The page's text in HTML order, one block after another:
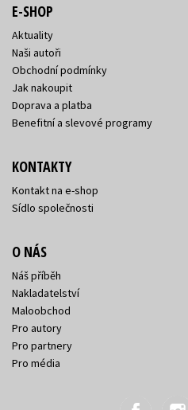
E-SHOP
Aktuality
Naši autoři
Obchodní podmínky
Jak nakoupit
Doprava a platba
Benefitní a slevové programy
KONTAKTY
Kontakt na e-shop
Sídlo společnosti
O NÁS
Náš příběh
Nakladatelství
Maloobchod
Pro autory
Pro partnery
Pro média